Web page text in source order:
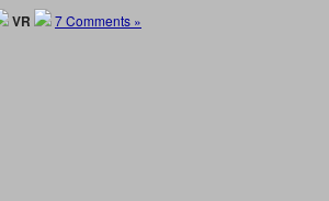
VR 7 Comments »